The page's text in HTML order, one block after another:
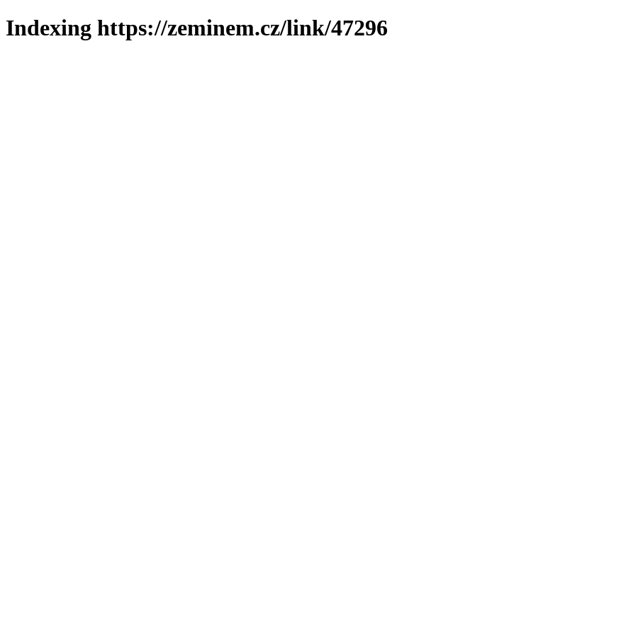
Indexing https://zeminem.cz/link/47296